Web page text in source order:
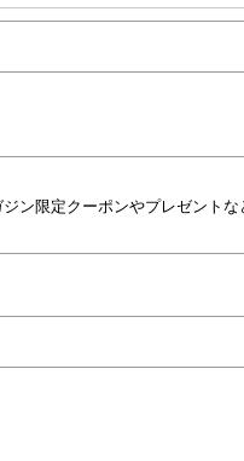
ン限定クーポンやプレゼントな